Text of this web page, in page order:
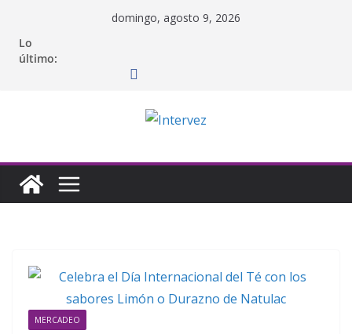
contenido
domingo, agosto 9, 2026
Lo
último:
MERCADEO